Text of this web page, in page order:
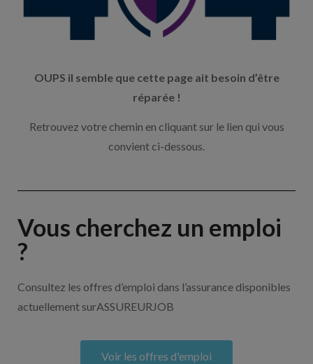
OUPS il semble que cette page ait besoin d’être
réparée !
Retrouvez votre chemin en cliquant sur le lien qui vous
convient ci-dessous.
Vous cherchez un emploi
?
Consultez les offres d’emploi dans l’assurance disponibles
actuellement surASSUREURJOB
Voir les offres d'emploi